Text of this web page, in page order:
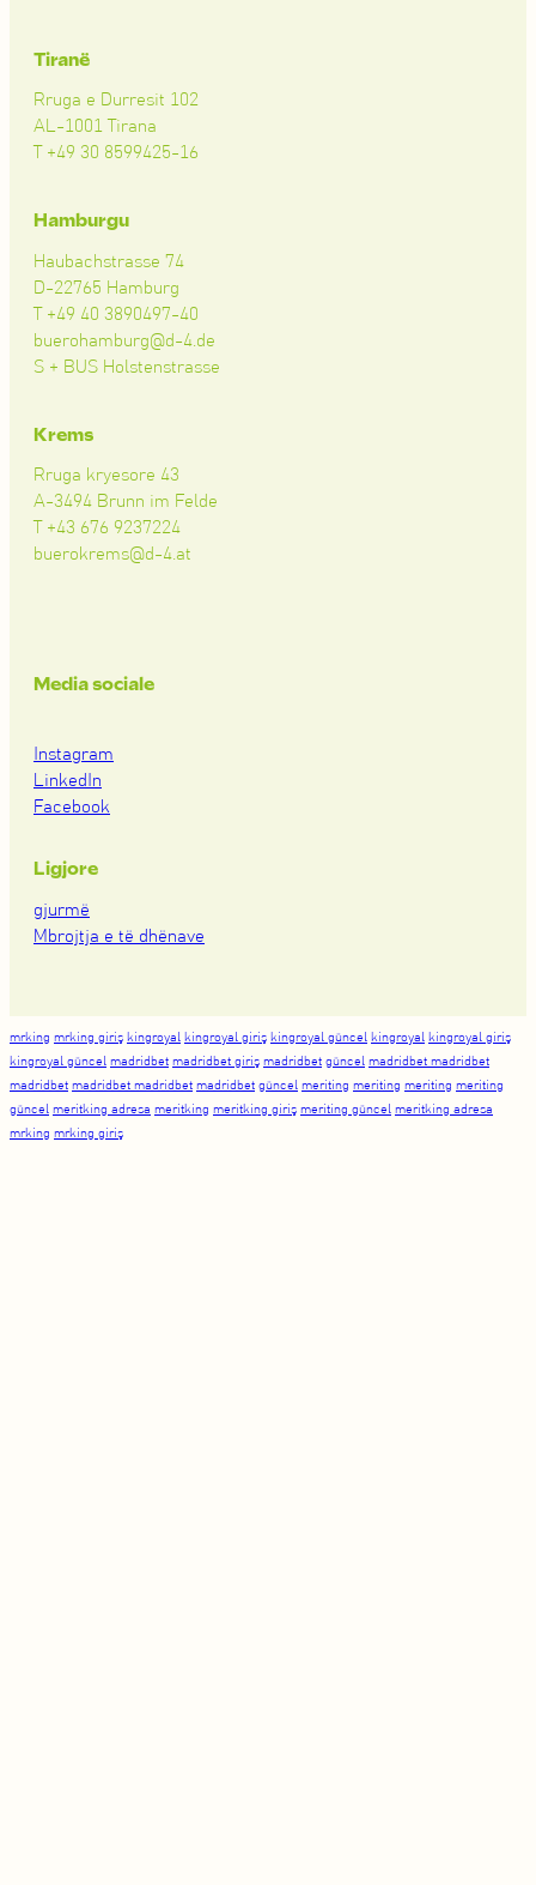
Tiranë
Rruga e Durresit 102
AL-1001 Tirana
T +49 30 8599425-16
Hamburgu
Haubachstrasse 74
D-22765 Hamburg
T +49 40 3890497-40
buerohamburg@d-4.de
S + BUS Holstenstrasse
Krems
Rruga kryesore 43
A-3494 Brunn im Felde
T +43 676 9237224
buerokrems@d-4.at
Media sociale
Instagram
LinkedIn
Facebook
Ligjore
gjurmë
Mbrojtja e të dhënave
mrking mrking giriş kingroyal kingroyal giriş kingroyal güncel kingroyal kingroyal giriş
kingroyal güncel madridbet madridbet giriş madridbet güncel madridbet madridbet
madridbet madridbet madridbet madridbet güncel meriting meriting meriting meriting
güncel meritking adresa meritking meritking giriş meriting güncel meritking adresa
mrking mrking giriş